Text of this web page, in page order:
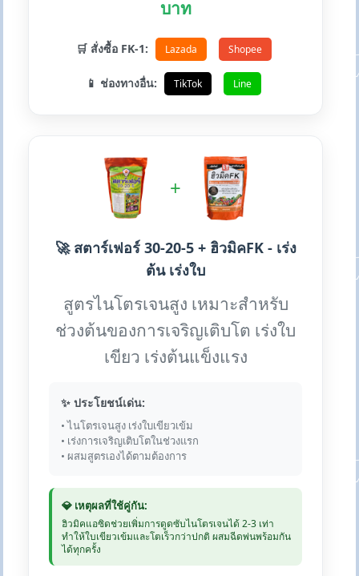
บาท
🛒 สั่งซื้อ FK-1: Lazada Shopee
📱 ช่องทางอื่น: TikTok Line
+
🚀 สตาร์เฟอร์ 30-20-5 + ฮิวมิคFK - เร่ง
ต้น เร่งใบ
สูตรไนโตรเจนสูง เหมาะสำหรับ
ช่วงต้นของการเจริญเติบโต เร่งใบ
เขียว เร่งต้นแข็งแรง
✨ ประโยชน์เด่น:
• ไนโตรเจนสูง เร่งใบเขียวเข้ม
• เร่งการเจริญเติบโตในช่วงแรก
• ผสมสูตรเองได้ตามต้องการ
💎 เหตุผลที่ใช้คู่กัน:
ฮิวมิคแอซิดช่วยเพิ่มการดูดซับไนโตรเจนได้ 2-3 เท่า
ทำให้ใบเขียวเข้มและโตเร็วกว่าปกติ ผสมฉีดพ่นพร้อมกัน
ได้ทุกครั้ง